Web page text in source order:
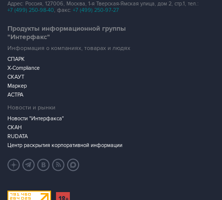
Адрес: Россия, 127006, Москва, 1-я Тверская-Ямская улица, дом 2, стр.1, тел.:
+7 (499) 250-98-40, факс: +7 (499) 250-97-27
Продукты информационной группы
"Интерфакс"
Информация о компаниях, товарах и людях
СПАРК
X-Compliance
СКАУТ
Маркер
АСТРА
Новости и рынки
Новости "Интерфакса"
СКАН
RUDATA
Центр раскрытия корпоративной информации